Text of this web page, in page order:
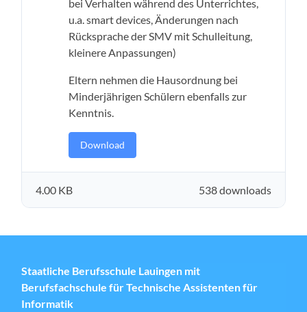
bei Verhalten während des Unterrichtes,
u.a. smart devices, Änderungen nach
Rücksprache der SMV mit Schulleitung,
kleinere Anpassungen)
Eltern nehmen die Hausordnung bei
Minderjährigen Schülern ebenfalls zur
Kenntnis.
Download
538 downloads
4.00 KB
Staatliche Berufsschule Lauingen mit
Berufsfachschule für Technische Assistenten für
Informatik